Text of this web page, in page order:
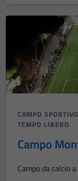
CAMPO SPORTIVO
TEMPO LIBERO
Campo
Campo da calcio